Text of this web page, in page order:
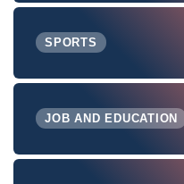
SPORTS
JOB AND EDUCATION